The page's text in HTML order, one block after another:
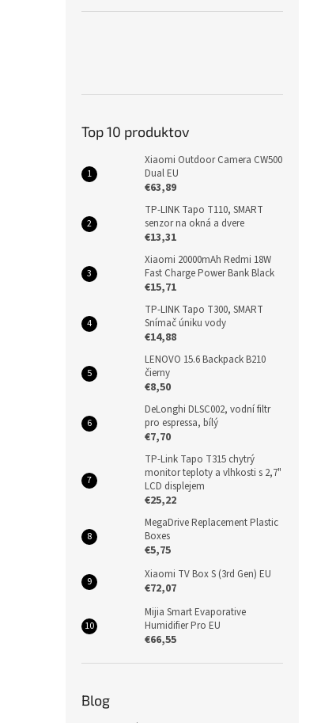
Top 10 produktov
Xiaomi Outdoor Camera CW500
Dual EU
€63,89
TP-LINK Tapo T110, SMART
senzor na okná a dvere
€13,31
Xiaomi 20000mAh Redmi 18W
Fast Charge Power Bank Black
€15,71
TP-LINK Tapo T300, SMART
Snímač úniku vody
€14,88
LENOVO 15.6 Backpack B210
čierny
€8,50
DeLonghi DLSC002, vodní filtr
pro espressa, bílý
€7,70
TP-Link Tapo T315 chytrý
monitor teploty a vlhkosti s 2,7"
LCD displejem
€25,22
MegaDrive Replacement Plastic
Boxes
€5,75
Xiaomi TV Box S (3rd Gen) EU
€72,07
Mijia Smart Evaporative
Humidifier Pro EU
€66,55
Blog